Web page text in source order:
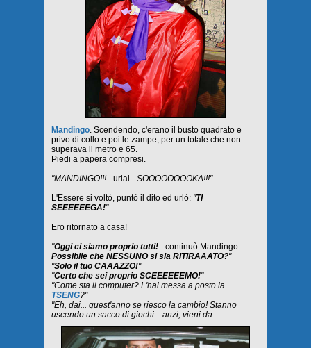
Mandingo. Scendendo, c'erano il busto quadrato e
privo di collo e poi le zampe, per un totale che non
superava il metro e 65.
Piedi a papera compresi.
"MANDINGO!!! - urlai - SOOOOOOOOKA!!!".
L'Essere si voltò, puntò il dito ed urlò: "TI
SEEEEEEGA!"
Ero ritornato a casa!
"Oggi ci siamo proprio tutti! - continuò Mandingo -
Possibile che NESSUNO si sia RITIRAAATO?"
"Solo il tuo CAAAZZO!"
"Certo che sei proprio SCEEEEEEMO!"
"Come sta il computer? L'hai messa a posto la
TSENG?"
"Eh, dai... quest'anno se riesco la cambio! Stanno
uscendo un sacco di giochi... anzi, vieni da